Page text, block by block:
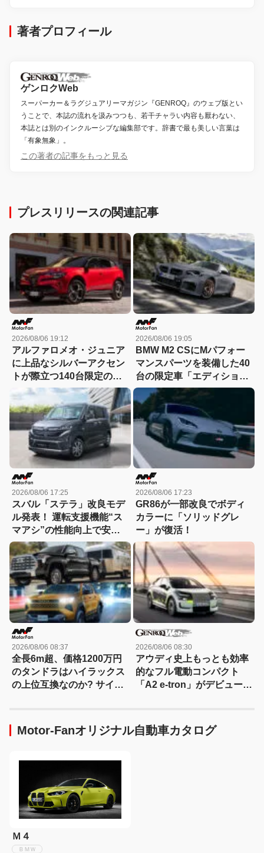
著者プロフィール
ゲンロクWeb
スーパーカー＆ラグジュアリーマガジン『GENROQ』のウェブ版とい
うことで、本誌の流れを汲みつつも、若干チャラい内容も厭わない、
本誌とは別のインクルーシブな編集部です。辞書で最も美しい言葉は
「有象無象」。
この著者の記事をもっと見る
プレスリリースの関連記事
2026/08/06 19:12
アルファロメオ・ジュニア
に上品なシルバーアクセン
トが際立つ140台限定の
「スポルト スペチアーレ」
が登場！
2026/08/06 19:05
BMW M2 CSにMパフォー
マンスパーツを装備した40
台の限定車「エディショ
ン・エッジ」が登場！
2026/08/06 17:25
スバル「ステラ」改良モデ
ル発表！ 運転支援機能“ス
マアシ”の性能向上で安心
感さらにアップ
2026/08/06 17:23
GR86が一部改良でボディ
カラーに「ソリッドグレ
ー」が復活！
2026/08/06 08:37
全長6m超、価格1200万円
のタンドラはハイラックス
の上位互換なのか? サイ
な違い 【新型ハイラックス
徹底比較】
2026/08/06 08:30
アウディ史上もっとも効率
的なフル電動コンパクト
「A2 e-tron」がデビュー前
Motor-Fanオリジナル自動車カタログ
Ｍ４
ＢＭＷ